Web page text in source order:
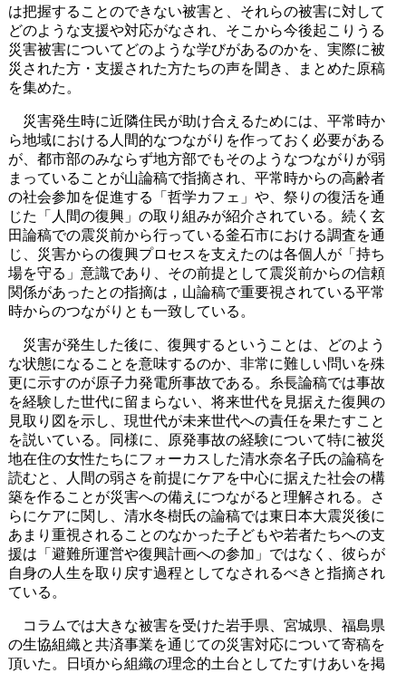
は把握することのできない被害と、それらの被害に対して
どのような支援や対応がなされ、そこから今後起こりうる
災害被害についてどのような学びがあるのかを、実際に被
災された方・支援された方たちの声を聞き、まとめた原稿
を集めた。
災害発生時に近隣住民が助け合えるためには、平常時か
ら地域における人間的なつながりを作っておく必要がある
が、都市部のみならず地方部でもそのようなつながりが弱
まっていることが山論稿で指摘され、平常時からの高齢者
の社会参加を促進する「哲学カフェ」や、祭りの復活を通
じた「人間の復興」の取り組みが紹介されている。続く玄
田論稿での震災前から行っている釜石市における調査を通
じ、災害からの復興プロセスを支えたのは各個人が「持ち
場を守る」意識であり、その前提として震災前からの信頼
関係があったとの指摘は，山論稿で重要視されている平常
時からのつながりとも一致している。
災害が発生した後に、復興するということは、どのよう
な状態になることを意味するのか、非常に難しい問いを殊
更に示すのが原子力発電所事故である。糸長論稿では事故
を経験した世代に留まらない、将来世代を見据えた復興の
見取り図を示し、現世代が未来世代への責任を果たすこと
を説いている。同様に、原発事故の経験について特に被災
地在住の女性たちにフォーカスした清水奈名子氏の論稿を
読むと、人間の弱さを前提にケアを中心に据えた社会の構
築を作ることが災害への備えにつながると理解される。さ
らにケアに関し、清水冬樹氏の論稿では東日本大震災後に
あまり重視されることのなかった子どもや若者たちへの支
援は「避難所運営や復興計画への参加」ではなく、彼らが
自身の人生を取り戻す過程としてなされるべきと指摘され
ている。
コラムでは大きな被害を受けた岩手県、宮城県、福島県
の生協組織と共済事業を通じての災害対応について寄稿を
頂いた。日頃から組織の理念的土台としてたすけあいを掲